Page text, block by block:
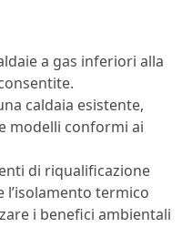
a gas inferiori alla
caldaia esistente,
modelli conformi ai
di riqualificazione
l’isolamento termico
i benefici ambientali